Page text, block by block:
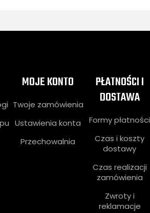
MOJE KONTO
Twoje zamówienia
Ustawienia konta
Przechowalnia
PŁATNOŚCI I
DOSTAWA
Formy płatności
Czas i koszty
dostawy
Czas realizacji
zamówienia
Zwroty i
reklamacje